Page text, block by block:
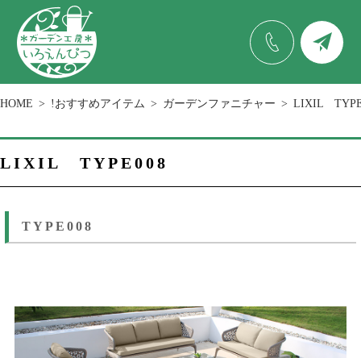
HOME !おすすめアイテム ガーデンファニチャー LIXIL
LIXIL TYPE008
TYPE008